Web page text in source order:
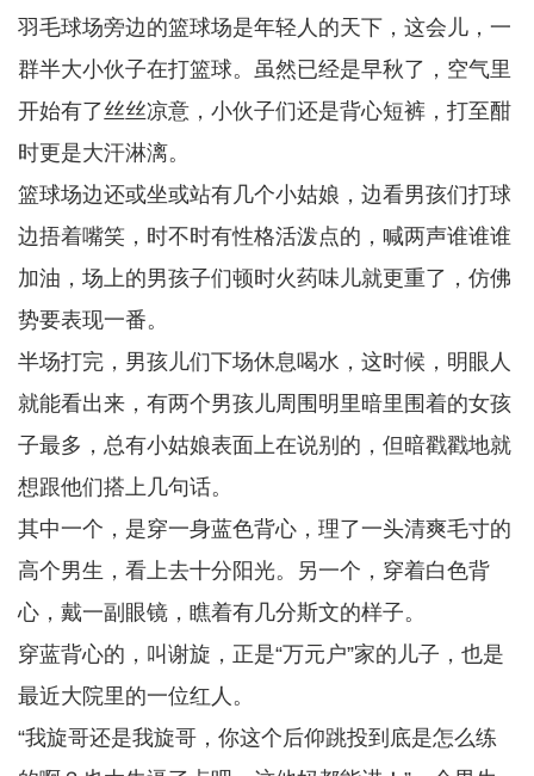
羽毛球场旁边的篮球场是年轻人的天下，这会儿，一
群半大小伙子在打篮球。虽然已经是早秋了，空气里
开始有了丝丝凉意，小伙子们还是背心短裤，打至酣
时更是大汗淋漓。
篮球场边还或坐或站有几个小姑娘，边看男孩们打球
边捂着嘴笑，时不时有性格活泼点的，喊两声谁谁谁
加油，场上的男孩子们顿时火药味儿就更重了，仿佛
势要表现一番。
半场打完，男孩儿们下场休息喝水，这时候，明眼人
就能看出来，有两个男孩儿周围明里暗里围着的女孩
子最多，总有小姑娘表面上在说别的，但暗戳戳地就
想跟他们搭上几句话。
其中一个，是穿一身蓝色背心，理了一头清爽毛寸的
高个男生，看上去十分阳光。另一个，穿着白色背
心，戴一副眼镜，瞧着有几分斯文的样子。
穿蓝背心的，叫谢旋，正是“万元户”家的儿子，也是
最近大院里的一位红人。
“我旋哥还是我旋哥，你这个后仰跳投到底是怎么练